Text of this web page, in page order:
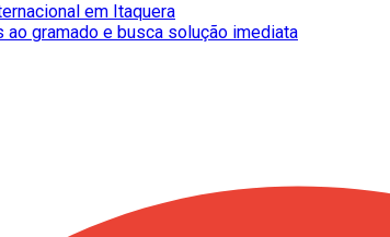
em Itaquera
gramado e busca solução imediata